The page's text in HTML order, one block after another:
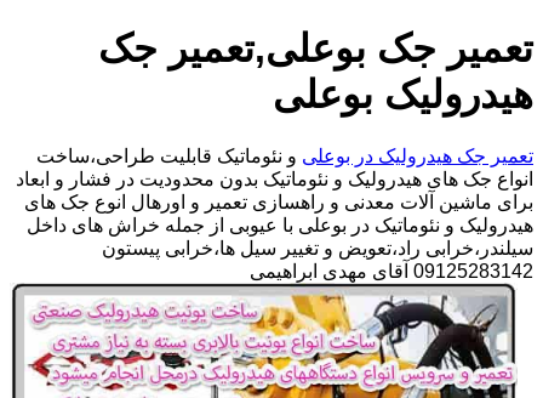
تعمیر جک بوعلی,تعمیر جک
هیدرولیک بوعلی
تعمیر جک هیدرولیک در بوعلی و نئوماتیک قابلیت طراحی،ساخت
انواع جک های هیدرولیک و نئوماتیک بدون محدودیت در فشار و ابعاد
برای ماشین آلات معدنی و راهسازی تعمیر و اورهال انوع جک های
هیدرولیک و نئوماتیک در بوعلی با عیوبی از جمله خراش های داخل
سیلندر،خرابی راد،تعویض و تغییر سیل ها،خرابی پیستون
09125283142 آقای مهدی ابراهیمی